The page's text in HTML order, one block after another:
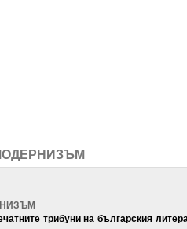
трибуни на българския